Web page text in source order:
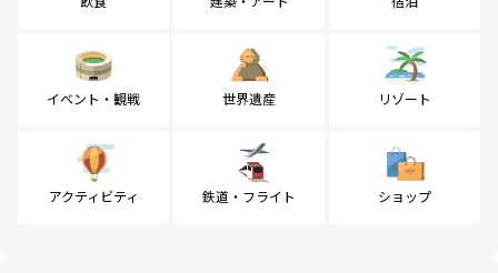
イベント・観戦 世界遺産 リゾート
アクティビティ 鉄道・フライト ショップ